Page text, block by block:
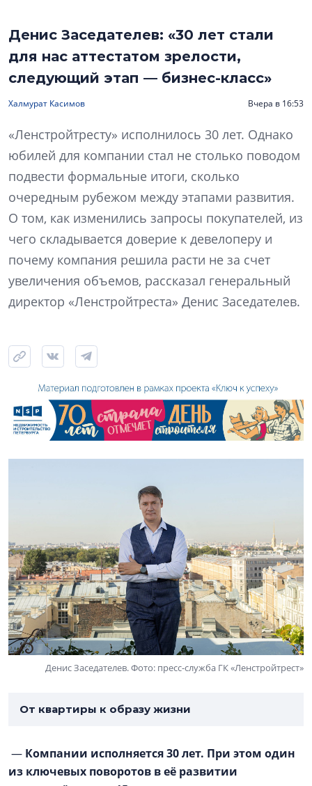
Денис Заседателев: «30 лет стали
для нас аттестатом зрелости,
следующий этап — бизнес-класс»
Халмурат Касимов Вчера в 16:53
«Ленстройтресту» исполнилось 30 лет. Однако
юбилей для компании стал не столько поводом
подвести формальные итоги, сколько
очередным рубежом между этапами развития.
О том, как изменились запросы покупателей, из
чего складывается доверие к девелоперу и
почему компания решила расти не за счет
увеличения объемов, рассказал генеральный
директор «Ленстройтреста» Денис Заседателев.
Денис Заседателев. Фото: пресс-служба ГК «Ленстройтрест»
От квартиры к образу жизни
— Компании исполняется 30 лет. При этом один
из ключевых поворотов в её развитии